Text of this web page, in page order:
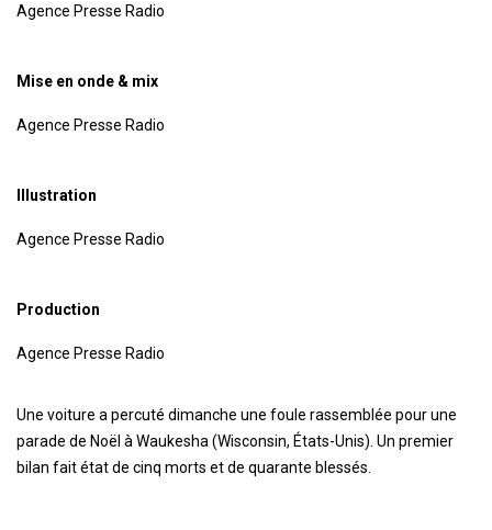
Agence Presse Radio
Mise en onde & mix
Agence Presse Radio
Illustration
Agence Presse Radio
Production
Agence Presse Radio
Une voiture a percuté dimanche une foule rassemblée pour une
parade de Noël à Waukesha (Wisconsin, États-Unis). Un premier
bilan fait état de cinq morts et de quarante blessés.